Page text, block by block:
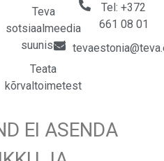
Teva
sotsiaalmeedia
suunised
Teata
kõrvaltoimetest
Tel: +372
661 08 01
EI ASENDA